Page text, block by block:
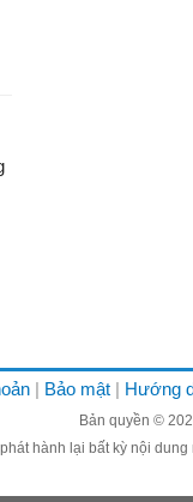
Bảo mật Hướng
Bản quyền ©
hành lại bất kỳ nội